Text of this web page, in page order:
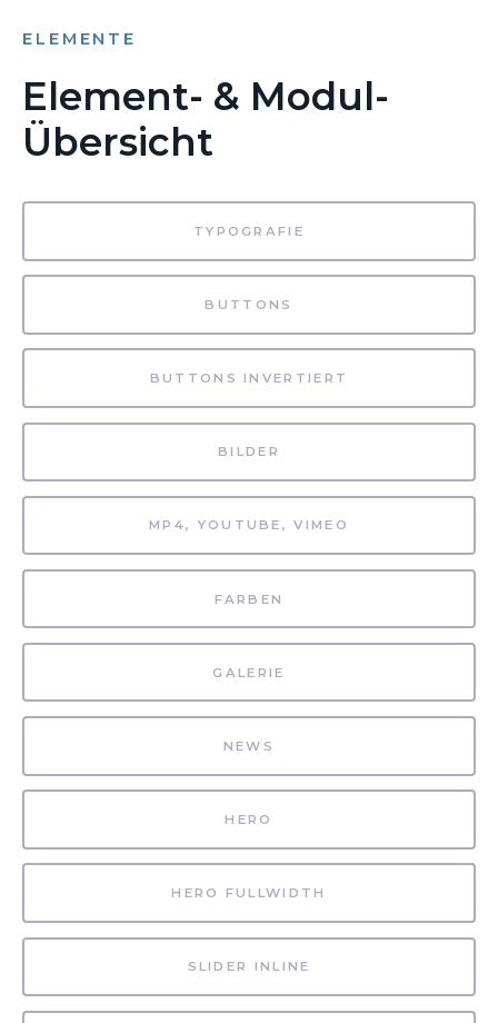
ELEMENTE
Element- & Modul-
Übersicht
TYPOGRAFIE
BUTTONS
BUTTONS INVERTIERT
BILDER
MP4, YOUTUBE, VIMEO
FARBEN
GALERIE
NEWS
HERO
HERO FULLWIDTH
SLIDER INLINE